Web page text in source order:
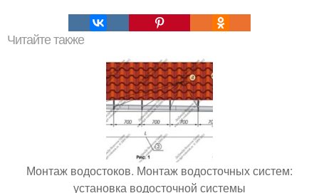
Читайте также
Монтаж водостоков. Монтаж водосточных систем:
установка водосточной системы